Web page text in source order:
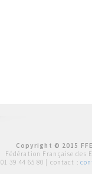
Copyright © 2015
Fédération Française des
01 39 44 65 80 | contact :